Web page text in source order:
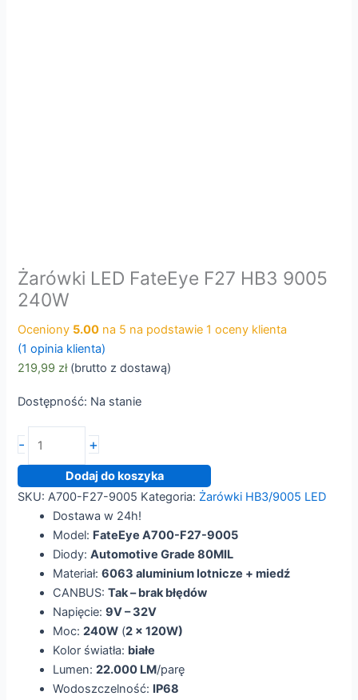
Żarówki LED FateEye F27 HB3 9005
240W
Oceniony 5.00 na 5 na podstawie1 oceny klienta
(1 opinia klienta)
219,99zł (bruttoz dostawą)
Dostępność: Na stanie
-
Żarówki
FateEye
F27
HB3
9005
240W
+
Dodaj do koszyka
SKU:A700-F27-9005 Kategoria: Żarówki HB3/9005 LED
Dostawa w 24h!
Model: FateEye A700-F27-9005
Diody:Automotive Grade 80MIL
Materiał:6063 aluminium lotnicze + miedź
CANBUS:Tak – brak błędów
Napięcie:9V – 32V
Moc:240W (2 x 120W)
Kolor światła: białe
Lumen:22.000 LM/parę
Wodoszczelność: IP68